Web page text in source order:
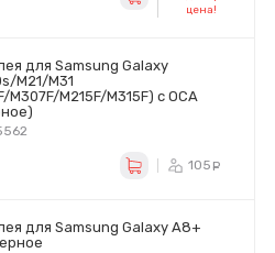
цена!
для Samsung Galaxy
M21/M31
M215F/M315F) с OCA
105
для Samsung Galaxy A8+